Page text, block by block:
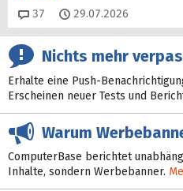
37 Kommentare
29.07.2026
Nichts mehr
Erhalte eine Push-
Erscheinen neuer Tests und
Warum
ComputerBase berichtet
Inhalte, sondern Werbebanner.